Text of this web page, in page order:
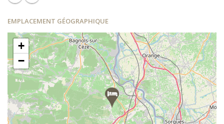
EMPLACEMENT GÉOGRAPHIQUE
+
−